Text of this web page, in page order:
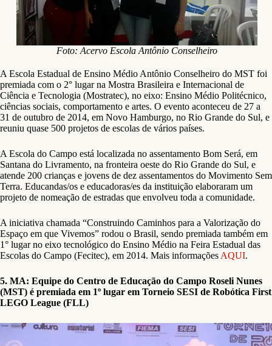
Foto: Acervo Escola Antônio Conselheiro
A Escola Estadual de Ensino Médio Antônio Conselheiro do MST foi
premiada com o 2° lugar na Mostra Brasileira e Internacional de
Ciência e Tecnologia (Mostratec), no eixo: Ensino Médio Politécnico,
ciências sociais, comportamento e artes. O evento aconteceu de 27 a
31 de outubro de 2014, em Novo Hamburgo, no Rio Grande do Sul, e
reuniu quase 500 projetos de escolas de vários países.
A Escola do Campo está localizada no assentamento Bom Será, em
Santana do Livramento, na fronteira oeste do Rio Grande do Sul, e
atende 200 crianças e jovens de dez assentamentos do Movimento Sem
Terra. Educandas/os e educadoras/es da instituição elaboraram um
projeto de nomeação de estradas que envolveu toda a comunidade.
A iniciativa chamada “Construindo Caminhos para a Valorização do
Espaço em que Vivemos” rodou o Brasil, sendo premiada também em
1° lugar no eixo tecnológico do Ensino Médio na Feira Estadual das
Escolas do Campo (Fecitec), em 2014. Mais informações AQUI.
5. MA: Equipe do Centro de Educação do Campo Roseli Nunes
(MST) é premiada em 1º lugar em Torneio SESI de Robótica First
LEGO League (FLL)